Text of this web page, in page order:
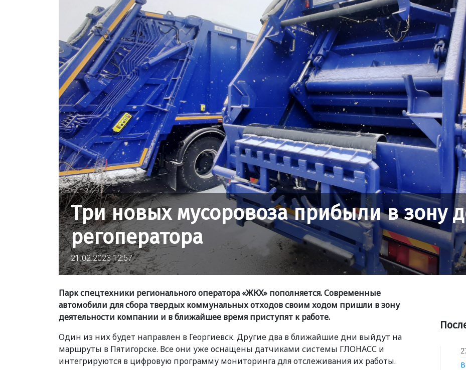
Три новых мусоровоза прибыли в зону
регоператора
21.02.2023 12:57
Парк спецтехники регионального оператора «ЖКХ» пополняется. Современные
автомобили для сбора твердых коммунальных отходов своим ходом пришли в зону
деятельности компании и в ближайшее время приступят к работе.
Один из них будет направлен в Георгиевск. Другие два в ближайшие дни выйдут на
маршруты в Пятигорске. Все они уже оснащены датчиками системы ГЛОНАСС и
интегрируются в цифровую программу мониторинга для отслеживания их работы.